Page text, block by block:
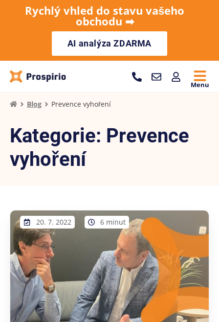
Rychlý vhled do stavu vašeho
obchodu ➡︎
AI analýza ZDARMA
Menu
Blog Prevence vyhoření
Kategorie: Prevence
vyhoření
20. 7. 2022 6 minut